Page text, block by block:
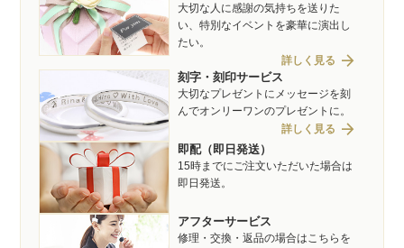
大切な人に感謝の気持ちを送りた
い、特別なイベントを豪華に演出し
たい。
詳しく見る arrow_forward
刻字・刻印サービス
大切なプレゼントにメッセージを刻
んでオンリーワンのプレゼントに。
詳しく見る arrow_forward
即配（即日発送）
15時までにご注文いただいた場合は
即日発送。
アフターサービス
修理・交換・返品の場合はこちらを